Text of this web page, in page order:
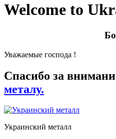
Welcome to
Уважаемые господа !
Спасибо за
металу.
Украинский металл